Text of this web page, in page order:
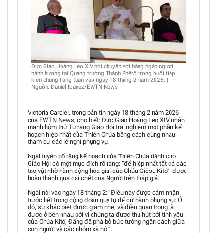
Đức Giáo Hoàng Leo XIV nói chuyện với hàng ngàn người
hành hương tại Quảng trường Thánh Phêrô trong buổi tiếp
kiến chung hàng tuần vào ngày 18 tháng 2 năm 2026. |
Nguồn: Daniel Ibanez/EWTN News
Victoria Cardiel, trong bản tin ngày 18 tháng 2 năm 2026
của EWTN News, cho biết: Đức Giáo Hoàng Leo XIV nhấn
mạnh hôm thứ Tư rằng Giáo Hội trải nghiệm một phần kế
hoạch hiệp nhất của Thiên Chúa bằng cách cùng nhau
tham dự các lễ nghi phụng vụ.
Ngài tuyên bố rằng kế hoạch của Thiên Chúa dành cho
Giáo Hội có một mục đích rõ ràng: “để hiệp nhất tất cả các
tạo vật nhờ hành động hòa giải của Chúa Giêsu Kitô”, được
hoàn thành qua cái chết của Người trên thập giá.
Ngài nói vào ngày 18 tháng 2: “Điều này được cảm nhận
trước hết trong cộng đoàn quy tụ để cử hành phụng vụ: Ở
đó, sự khác biệt được giảm nhẹ, và điều quan trọng là
được ở bên nhau bởi vì chúng ta được thu hút bởi tình yêu
của Chúa Kitô, Đấng đã phá bỏ bức tường ngăn cách giữa
con người và các nhóm xã hội”.